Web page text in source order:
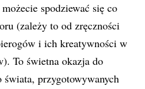
spodziewać się co
(zależy to od zręczności
i ich kreatywności w
To świetna okazja do
świata, przygotowywanych